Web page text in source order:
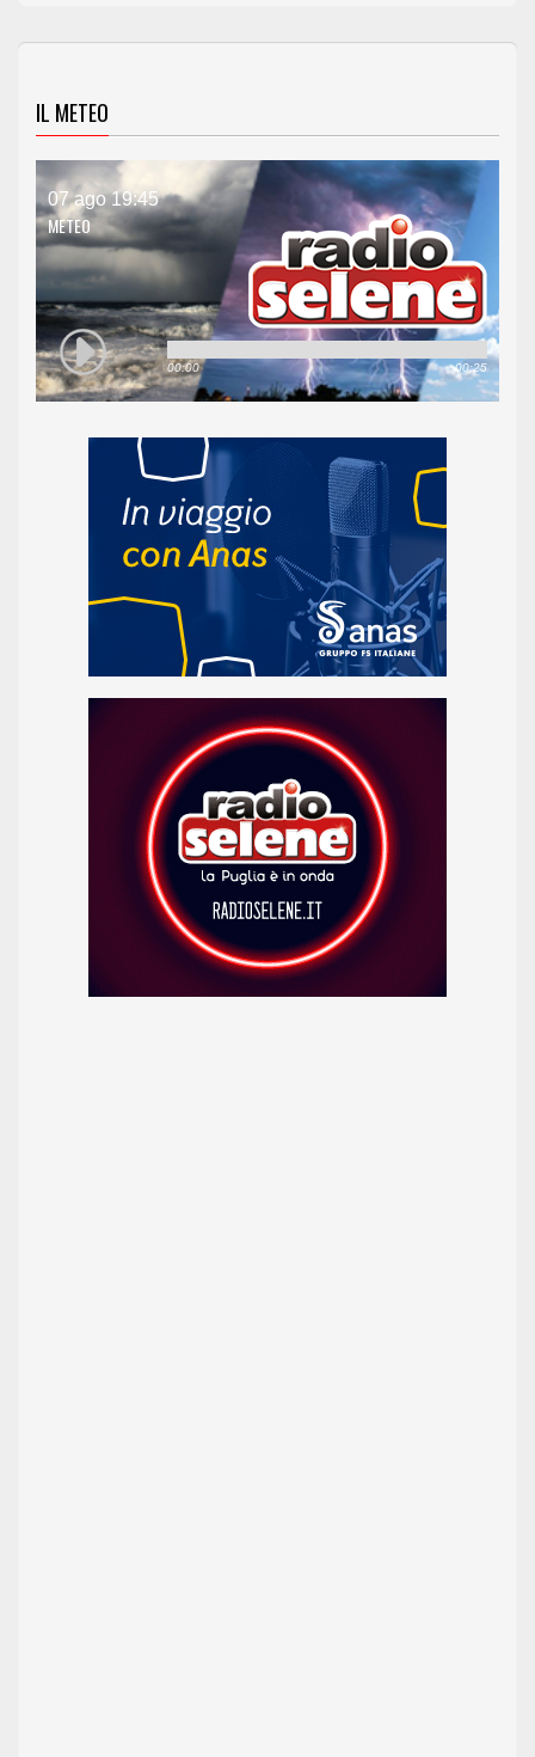
IL METEO
07 ago 19:45
METEO
00:00 00:25